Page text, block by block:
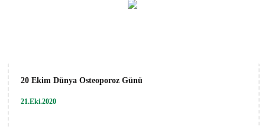
20 Ekim Dünya Osteoporoz Günü
21.Eki.2020